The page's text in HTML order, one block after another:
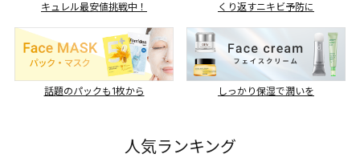
キュレル最安値挑戦中！ くり返すニキビ予防に
話題のパックも1枚から しっかり保湿で潤いを
人気ランキング